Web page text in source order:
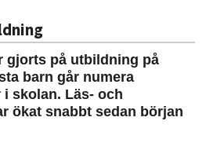
gjorts på utbildning på
barn går numera
skolan. Läs- och
ökat snabbt sedan början